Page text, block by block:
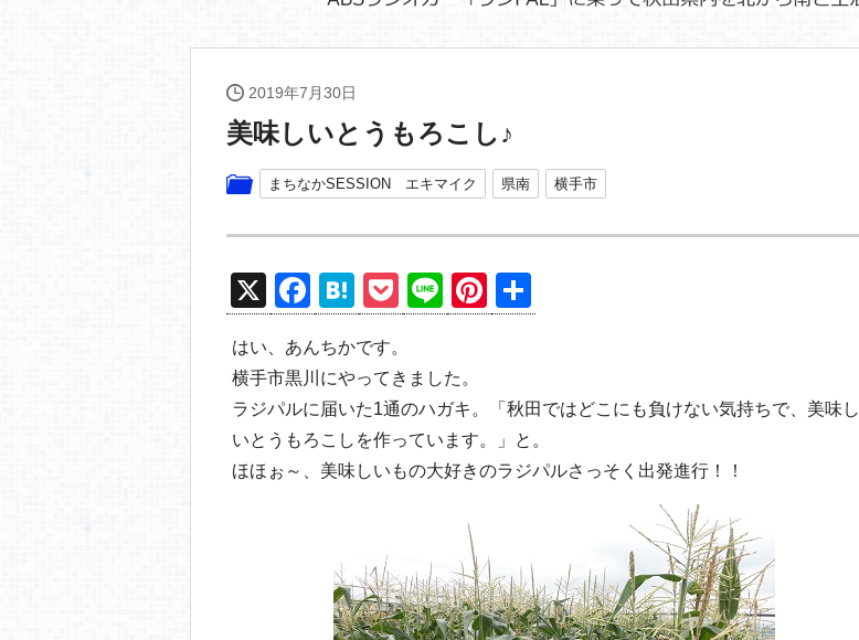
2019年7月30日
美味しいとうもろこし♪
まちなかSESSION エキマイク 県南 横手市
X
F
a
c
e
b
o
H
at
e
n
a
P
o
ck
et
Li
n
e
Pi
nt
e
st
有
はい、あんちかです。
横手市黒川にやってきました。
ラジパルに届いた1通のハガキ。「秋田ではどこにも負けない気持ちで、美味し
いとうもろこしを作っています。」と。
ほほぉ～、美味しいもの大好きのラジパルさっそく出発進行！！